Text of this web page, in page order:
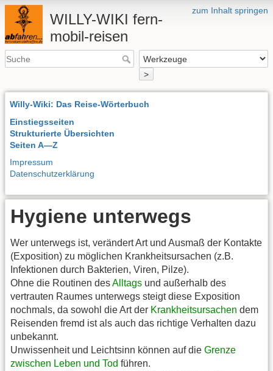
zum Inhalt springen
WILLY-WIKI fern-
mobil-reisen
>
Willy-Wiki: Das Reise-Wörterbuch
Einstiegsseiten
Strukturierte Übersichten
Seiten A—Z
Impressum
Datenschutzerklärung
Hygiene unterwegs
Wer unterwegs ist, verändert Art und Ausmaß der Kontakte
(Exposition) zu möglichen Krankheitsursachen (z.B.
Infektionen durch Bakterien, Viren, Pilze).
Ohne die Routinen desAlltags und außerhalb des
vertrauten Raumes unterwegs steigt diese Exposition
nochmals, da sowohl die Art der Krankheitsursachen dem
Reisenden fremd ist als auch das richtige Verhalten dazu
unbekannt.
Unwissenheit und Leichtsinn können auf die Grenze
zwischen Leben und Tod führen.